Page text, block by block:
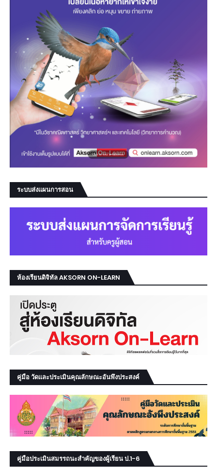
ระบบส่งแผนการสอน
ห้องเรียนดิจิทัล AKSORN ON-LEARN
คู่มือ วัดและประเมินคุณลักษณะอันพึงประสงค์
คู่มือประเมินสมรรถนะสำคัญของผู้เรียน ป.1-6